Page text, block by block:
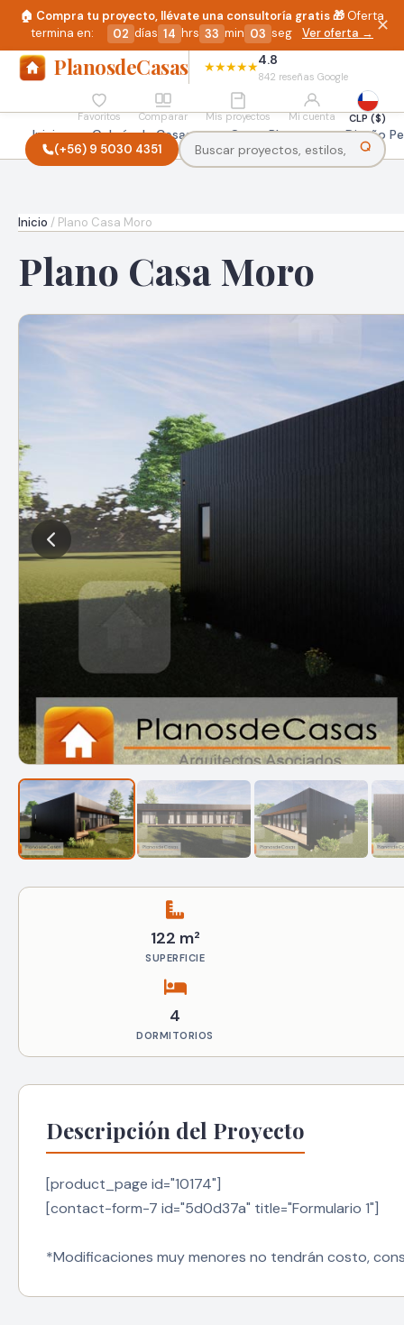
🏠 Compra tu proyecto, llévate una consultoría gratis 🎁Oferta
termina en:
02 días 14 hrs 33 min 02 seg Ver oferta → ✕
PlanosdeCasas ★★★★★4.8
842 reseñas Google
Favoritos Comparar Mis proyectos Mi cuenta CLP ($)
(+56) 9 5030 4351
Inicio Galería de Casas Otros Planos Diseño
Inicio / Plano Casa Moro
Plano Casa Moro
122 m²
SUPERFICIE
4
DORMITORIOS
Descripción del Proyecto
[product_page id="10174"]
[contact-form-7 id="5d0d37a" title="Formulario 1"]
*Modificaciones muy menores no tendrán costo,